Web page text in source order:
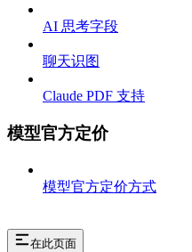
AI 思考字段
聊天识图
Claude PDF 支持
模型官方定价
模型官方定价方式
在此页面